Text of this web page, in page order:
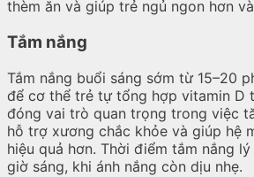
thèm ăn và giúp trẻ ngủ ngon hơn
Tắm nắng
Tắm nắng buổi sáng sớm từ 15–20
để cơ thể trẻ tự tổng hợp vitamin D
đóng vai trò quan trọng trong việc
hỗ trợ xương chắc khỏe và giúp hệ
hiệu quả hơn. Thời điểm tắm nắng
giờ sáng, khi ánh nắng còn dịu nhẹ.